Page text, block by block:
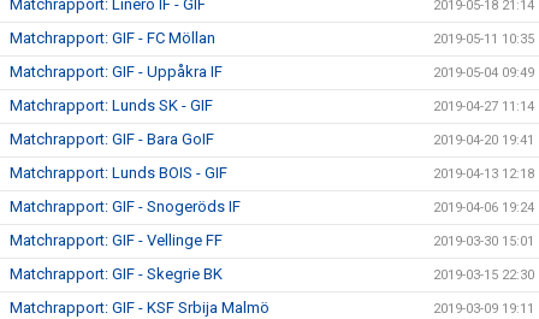
Matchrapport: Linero IF - GIF 2019-05-18 21:14
Matchrapport: GIF - FC Möllan 2019-05-11 10:35
Matchrapport: GIF - Uppåkra IF 2019-05-04 09:49
Matchrapport: Lunds SK - GIF 2019-04-27 11:14
Matchrapport: GIF - Bara GoIF 2019-04-20 19:41
Matchrapport: Lunds BOIS - GIF 2019-04-13 12:18
Matchrapport: GIF - Snogeröds IF 2019-04-06 19:24
Matchrapport: GIF - Vellinge FF 2019-03-30 15:01
Matchrapport: GIF - Skegrie BK 2019-03-15 22:30
Matchrapport: GIF - KSF Srbija Malmö 2019-03-09 19:11